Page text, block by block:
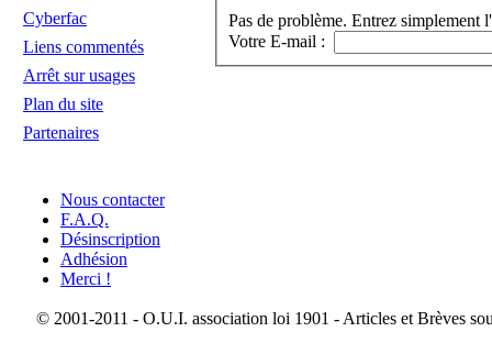
Cyberfac
Liens commentés
Arrêt sur usages
Plan du site
Partenaires
Pas de problème. Entrez simplement
Votre E-mail :
Nous contacter
F.A.Q.
Désinscription
Adhésion
Merci !
© 2001-2011 - O.U.I. association loi 1901 - Articles et Brèves